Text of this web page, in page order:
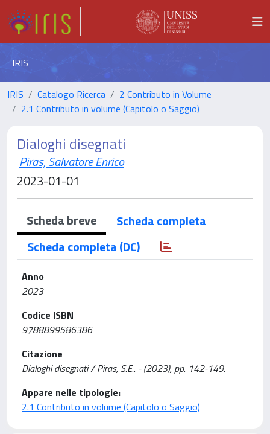
IRIS
IRIS Catalogo Ricerca
2 Contributo in Volume
2.1 Contributo in volume (Capitolo o Saggio)
Dialoghi disegnati
Piras, Salvatore Enrico
2023-01-01
Scheda breve
Scheda completa
Scheda completa (DC)
Anno
2023
Codice ISBN
9788899586386
Citazione
Dialoghi disegnati / Piras, S.E.. - (2023), pp. 142-149.
Appare nelle tipologie:
2.1 Contributo in volume (Capitolo o Saggio)